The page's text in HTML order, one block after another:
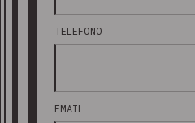
TELEFONO
EMAIL